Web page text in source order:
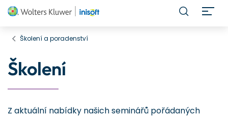
Školení a poradenství
Školení
Z aktuální nabídky našich seminářů pořádaných